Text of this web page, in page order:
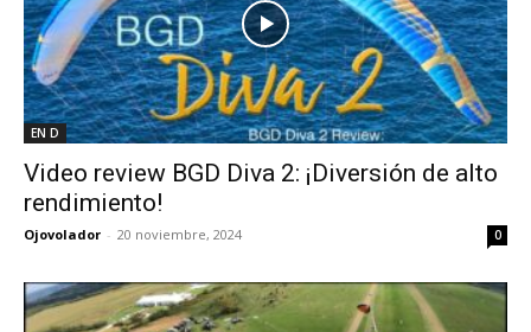
EN D
Video review BGD Diva 2: ¡Diversión de alto
rendimiento!
Ojovolador - 20 noviembre, 2024 0